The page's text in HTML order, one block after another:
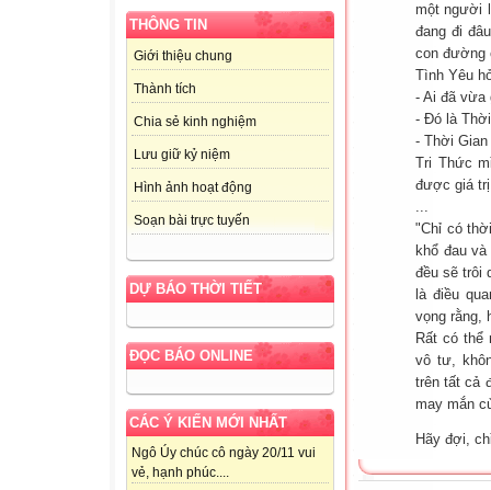
THÔNG TIN
Giới thiệu chung
Thành tích
Chia sẻ kinh nghiệm
Lưu giữ kỷ niệm
Hình ảnh hoạt động
Soạn bài trực tuyến
DỰ BÁO THỜI TIẾT
ĐỌC BÁO ONLINE
CÁC Ý KIẾN MỚI NHẤT
Ngô Úy chúc cô ngày 20/11 vui
vẻ, hạnh phúc....
một người
đang đi
con
Tình Yêu
- Ai đã vừa
- Đó là
- Thời
Tri Thức
được giá
...
"Chỉ có
khổ đau
đều sẽ trôi
là điều
vọng rằng,
Rất có thể
vô tư,
trên tất cả
may mắn
Hãy đợi,